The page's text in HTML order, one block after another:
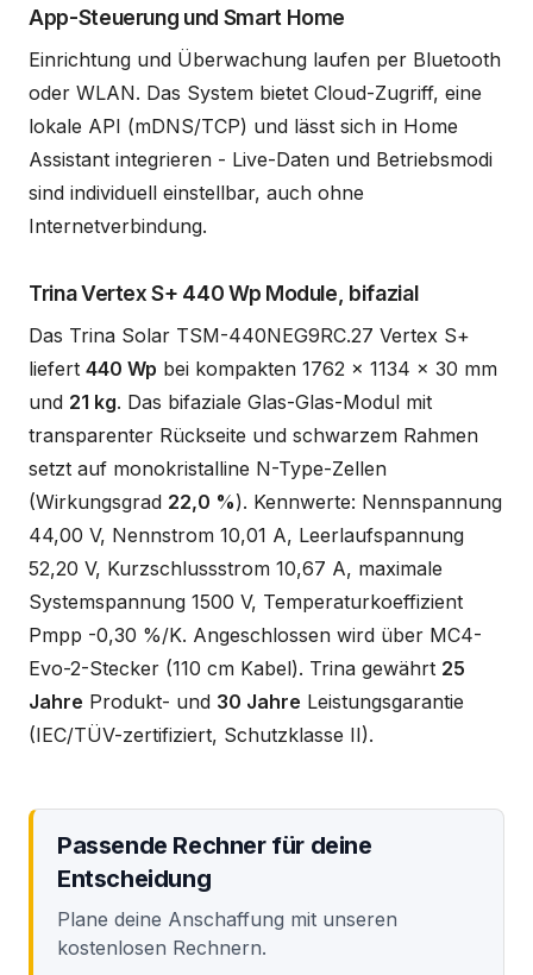
App-Steuerung und Smart Home
Einrichtung und Überwachung laufen per Bluetooth
oder WLAN. Das System bietet Cloud-Zugriff, eine
lokale API (mDNS/TCP) und lässt sich in Home
Assistant integrieren - Live-Daten und Betriebsmodi
sind individuell einstellbar, auch ohne
Internetverbindung.
Trina Vertex S+ 440 Wp Module, bifazial
Das Trina Solar TSM-440NEG9RC.27 Vertex S+
liefert 440 Wp bei kompakten 1762 x 1134 x 30 mm
und 21 kg. Das bifaziale Glas-Glas-Modul mit
transparenter Rückseite und schwarzem Rahmen
setzt auf monokristalline N-Type-Zellen
(Wirkungsgrad 22,0 %). Kennwerte: Nennspannung
44,00 V, Nennstrom 10,01 A, Leerlaufspannung
52,20 V, Kurzschlussstrom 10,67 A, maximale
Systemspannung 1500 V, Temperaturkoeffizient
Pmpp -0,30 %/K. Angeschlossen wird über MC4-
Evo-2-Stecker (110 cm Kabel). Trina gewährt 25
Jahre Produkt- und 30 Jahre Leistungsgarantie
(IEC/TÜV-zertifiziert, Schutzklasse II).
Passende Rechner für deine
Entscheidung
Plane deine Anschaffung mit unseren
kostenlosen Rechnern.